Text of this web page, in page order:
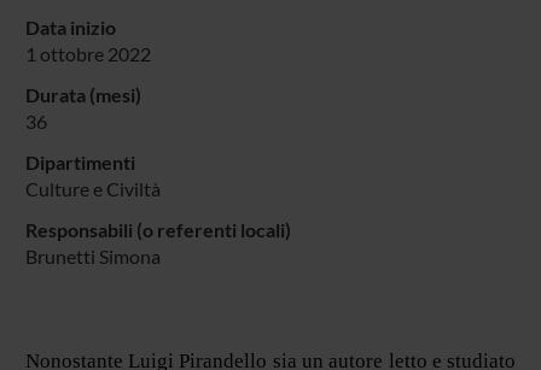
Data inizio
1 ottobre 2022
Durata (mesi)
36
Dipartimenti
Culture e Civiltà
Responsabili (o referenti locali)
Brunetti Simona
Nonostante Luigi Pirandello sia un autore letto e studiato